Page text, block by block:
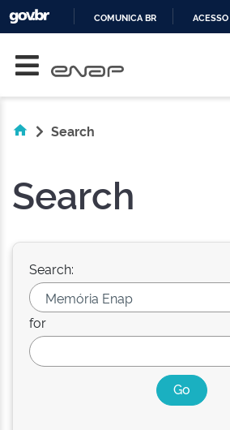
COMUNICA BR
Search
Search
Search:
for